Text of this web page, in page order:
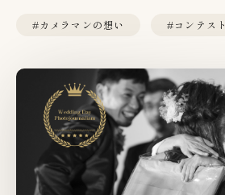
#カメラマンの想い #コンテスト